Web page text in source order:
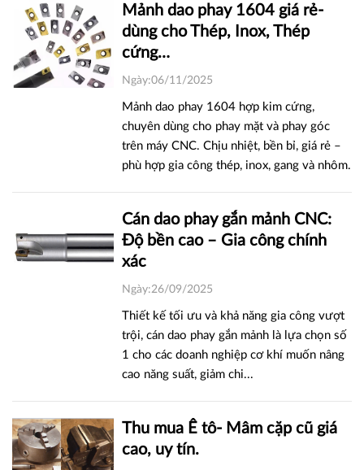
Mảnh dao phay 1604 giá rẻ-
dùng cho Thép, Inox, Thép
cứng…
Ngày:06/11/2025
Mảnh dao phay 1604 hợp kim cứng,
chuyên dùng cho phay mặt và phay góc
trên máy CNC. Chịu nhiệt, bền bỉ, giá rẻ –
phù hợp gia công thép, inox, gang và nhôm.
Cán dao phay gắn mảnh CNC:
Độ bền cao – Gia công chính
xác
Ngày:26/09/2025
Thiết kế tối ưu và khả năng gia công vượt
trội, cán dao phay gắn mảnh là lựa chọn số
1 cho các doanh nghiệp cơ khí muốn nâng
cao năng suất, giảm chi...
Thu mua Ê tô- Mâm cặp cũ giá
cao, uy tín.